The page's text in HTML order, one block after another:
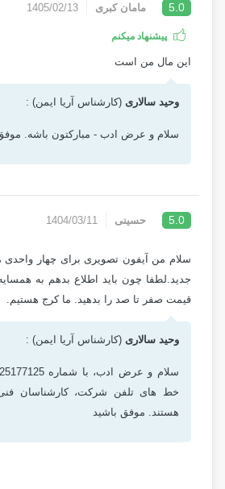
5.0 مامان کبری 1405/02/13
پیشنهاد میکنم
این مال من است
وحید سالاری (کارشناس آریا ایمن) :
سلام و عرض ادب - مبارکتون باشه.
5.0 حسینی 1404/03/11
سلام من آیفون تصویری برای چهار واحدی
جدید.لطفا چون باید اطلاع بدهم به
قیمت صفر تا صد را بدهید. ما کرج هستیم.
وحید سالاری (کارشناس آریا ایمن) :
خط های تلفن شرکت، کارشناسان
هستند. موفق باشید